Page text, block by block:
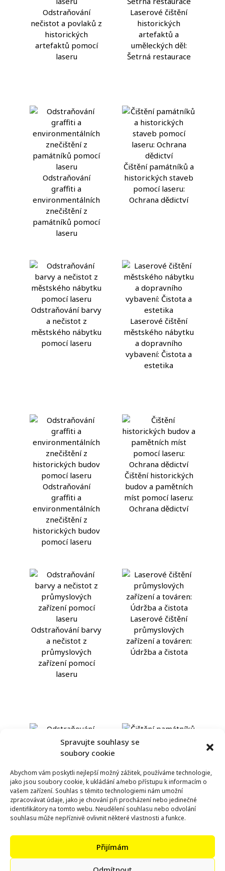
Spravujte souhlasy se
soubory cookie
Abychom vám poskytli nejlepší možný zážitek, používáme technologie,
jako jsou soubory cookie, k ukládání a/nebo přístupu k informacím o
vašem zařízení. Souhlas s těmito technologiemi nám umožní
zpracovávat údaje, jako je chování při procházení nebo jedinečné
identifikátory na tomto webu. Neudělení souhlasu nebo odvolání
souhlasu může nepříznivě ovlivnit některé vlastnosti a funkce.
Přijímám
Odstraňování
nečistot a povlaků z
historických
artefaktů pomocí
laseru
Laserové čištění
historických
artefaktů a
uměleckých děl:
Šetrná restaurace
Odstraňování
graffiti a
environmentálních
znečištění z
památníků pomocí
laseru
Čištění památníků a
historických staveb
pomocí laseru:
Ochrana dědictví
Odstraňování barvy
a nečistot z
městského nábytku
pomocí laseru
Laserové čištění
městského nábytku
a dopravního
vybavení: Čistota a
estetika
Odstraňování
graffiti a
environmentálních
znečištění z
historických budov
pomocí laseru
Čištění historických
budov a pamětních
míst pomocí laseru:
Ochrana dědictví
Odstraňování barvy
a nečistot z
průmyslových
zařízení pomocí
laseru
Laserové čištění
průmyslových
zařízení a továren:
Údržba a čistota
Odstraňování barvy
a nečistot z
památníků pomocí
laseru
Čištění památníků a
soch pomocí laseru:
Ochrana umělecké
integrity